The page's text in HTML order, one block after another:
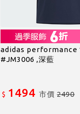
adidas performance
#JM3006 ,深藍
$ 1494 市價2490